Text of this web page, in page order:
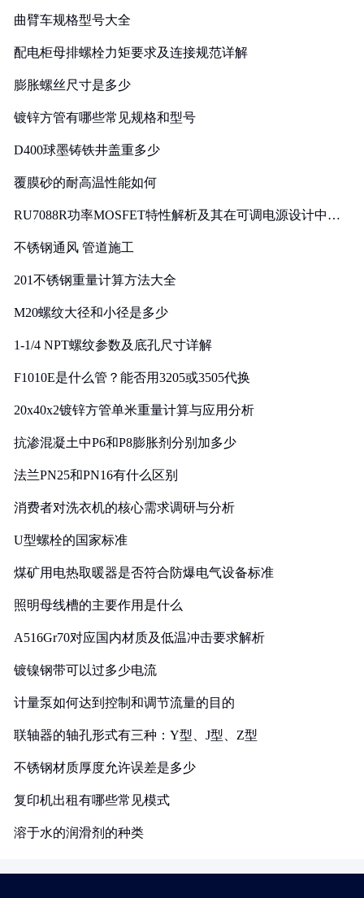
曲臂车规格型号大全
配电柜母排螺栓力矩要求及连接规范详解
膨胀螺丝尺寸是多少
镀锌方管有哪些常见规格和型号
D400球墨铸铁井盖重多少
覆膜砂的耐高温性能如何
RU7088R功率MOSFET特性解析及其在可调电源设计中的
不锈钢通风 管道施工
201不锈钢重量计算方法大全
M20螺纹大径和小径是多少
1-1/4 NPT螺纹参数及底孔尺寸详解
F1010E是什么管？能否用3205或3505代换
20x40x2镀锌方管单米重量计算与应用分析
抗渗混凝土中P6和P8膨胀剂分别加多少
法兰PN25和PN16有什么区别
消费者对洗衣机的核心需求调研与分析
U型螺栓的国家标准
煤矿用电热取暖器是否符合防爆电气设备标准
照明母线槽的主要作用是什么
A516Gr70对应国内材质及低温冲击要求解析
镀镍钢带可以过多少电流
计量泵如何达到控制和调节流量的目的
联轴器的轴孔形式有三种：Y型、J型、Z型
不锈钢材质厚度允许误差是多少
复印机出租有哪些常见模式
溶于水的润滑剂的种类